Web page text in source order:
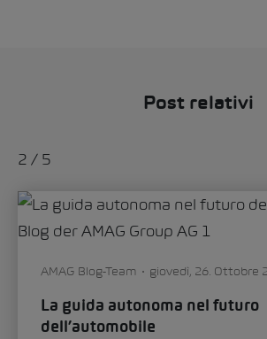
Post relativi
2 / 5
AMAG Blog-Team giovedì, 26. Ottobre
La guida autonoma nel futuro
dell’automobile